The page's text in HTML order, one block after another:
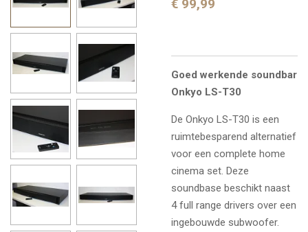
€ 99,99
Goed werkende soundbar
Onkyo LS-T30
De Onkyo LS-T30 is een
ruimtebesparend alternatief
voor een complete home
cinema set. Deze
soundbase beschikt naast
4 full range drivers over een
ingebouwde subwoofer.